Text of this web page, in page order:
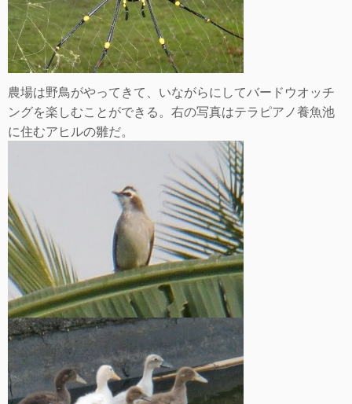
農場は野鳥がやってきて、いながらにしてバードウオッチ
ングを楽しむことができる。右の写真はテラピアノ養魚池
に住むアヒルの雛だ。